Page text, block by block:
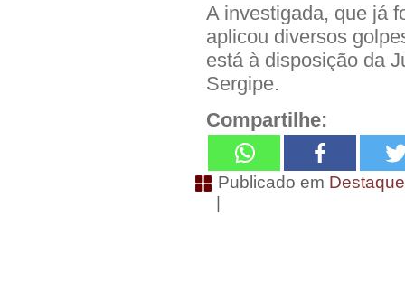
A investigada, que já
aplicou diversos
está à disposição da
Sergipe.
Compartilhe:
Publicado em
|